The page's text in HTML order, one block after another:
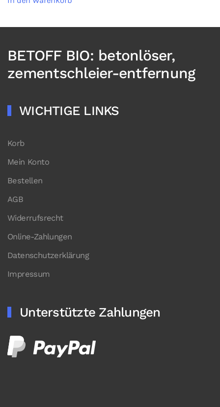
BETOFF BIO: betonlöser,
zementschleier-entfernung
WICHTIGE LINKS
Korb
Mein Konto
Bestellen
AGB
Widerrufsrecht
Online-Zahlungen
Datenschutzerklärung
Impressum
Unterstützte Zahlungen